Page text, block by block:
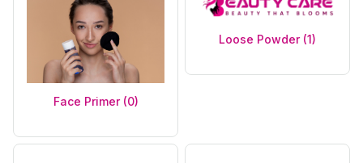
Face Primer (0)
Loose Powder (1)